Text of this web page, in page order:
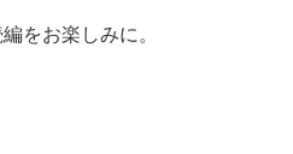
をお楽しみに。